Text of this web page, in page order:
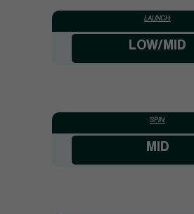
LAUNCH:
LOW/MID
SPIN:
MID